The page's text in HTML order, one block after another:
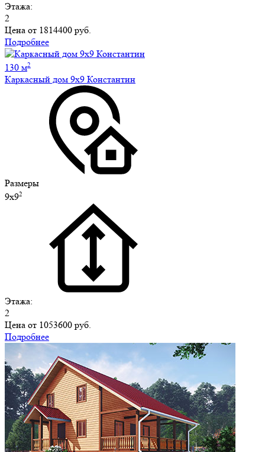
Этажа:
2
Цена от 1814400 руб.
Подробнее
130 м2
Каркасный дом 9х9 Константин
Размеры
9х92
Этажа:
2
Цена от 1053600 руб.
Подробнее